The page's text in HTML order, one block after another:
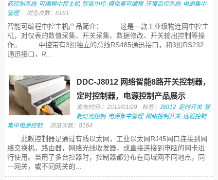
药控制系统 可编程中控主机 智能中控 模拟量可编程 环境监控系统 电源集中
管理
浏览次数：8181
智能可编程中控主机产品简介： 这是一款工业级物连网中控主
机，对仪表的数值采集、开关采集、数据修改、开关输出控制等操
作。 中控带有3组独立的总线RS485通迅接口，和3组RS232
通迅接口，R...
DDC-J8012 网络智能8路开关控制器，
定时控制器，电源控制产品展示
发布时间:：2019/01/29 标签： J8012 定时开关 智
能灯光控制 电源集中管理 网络控制开关 远程控制
集中电源控制
浏览次数：8164
此款控制器是通过有线以太网，工业以太网RJ45网口连接到网
络交换机，路由器，网络光线收发器，或直接连接到电脑的网卡进
行使用。当用了多台控器时，控制器都分布在局域网不同地点，同
一网关，或不同网关的...